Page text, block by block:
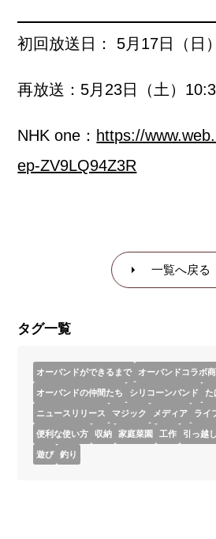
初回放送日： 5月17日（日
再放送：5月23日（土）
NHK one： https://
ep-ZV9LQ94Z3R
一覧へ戻る
タグ一覧
オーバンドができるまで オーバンドコラボ
オーバンドの仲間たち シリコーンバンド た
ニュースリリース マジック メディア ライ
便利な使い方 収納 家庭菜園 工作 引っ越し
遊び 釣り